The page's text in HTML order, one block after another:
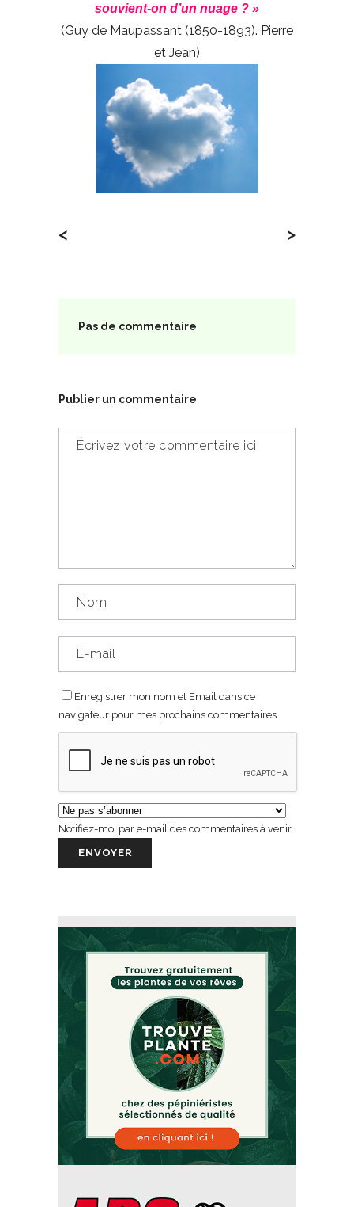
souvient-on d’un nuage ? »
(Guy de Maupassant (1850-1893). Pierre
et Jean)
< >
Pas de commentaire
Publier un commentaire
Enregistrer mon nom et Email dans ce
navigateur pour mes prochains commentaires.
Notifiez-moi par e-mail des commentaires à venir.